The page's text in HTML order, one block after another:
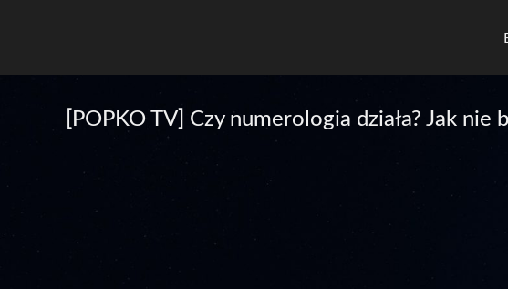
[POPKO TV] Czy numerologia działa? Jak